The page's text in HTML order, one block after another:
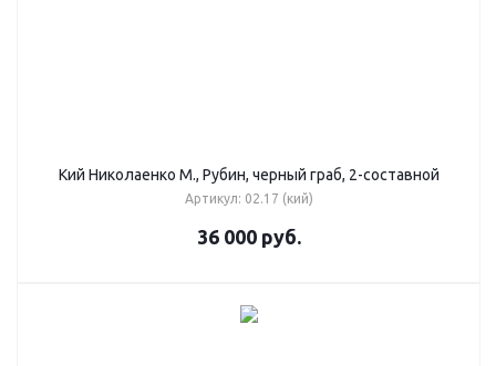
Кий Николаенко М., Рубин, черный граб, 2-составной
Артикул: 02.17 (кий)
36 000 руб.